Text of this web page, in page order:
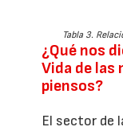
Tabla 3.
¿Qué nos
Vida de las
piensos?
El sector de